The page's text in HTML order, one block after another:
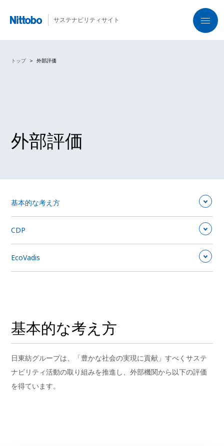
サステナビリティサイト
トップ 外部評価
外部評価
基本的な考え方
CDP
EcoVadis
基本的な考え方
日東紡グループは、「豊かな社会の実現に貢献」すべくサステ
ナビリティ活動の取り組みを推進し、外部機関から以下の評価
を得ています。